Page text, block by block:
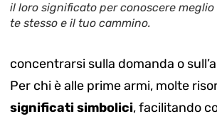
il loro significato per conoscere meglio
te stesso e il tuo cammino.
concentrarsi sulla domanda o
Per chi è alle prime armi, molte
significati simbolici, facilitando